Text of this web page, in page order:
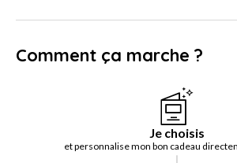
Comment ça marche ?
Je choisis
et personnalise mon bon cadeau